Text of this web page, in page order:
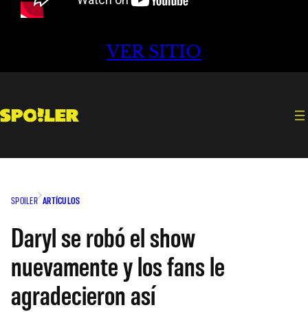
VER SITIO
SPOILER ARTÍCULOS
Daryl se robó el show
nuevamente y los fans le
agradecieron así